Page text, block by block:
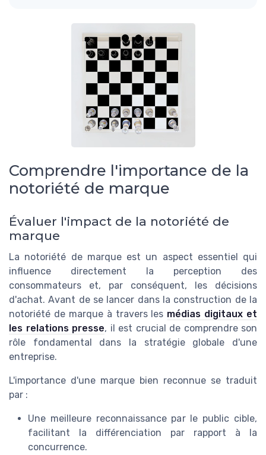
Comprendre l'importance de la
notoriété de marque
Évaluer l'impact de la notoriété de
marque
La notoriété de marque est un aspect essentiel qui
influence directement la perception des
consommateurs et, par conséquent, les décisions
d'achat. Avant de se lancer dans la construction de la
notoriété de marque à travers les médias digitaux et
les relations presse, il est crucial de comprendre son
rôle fondamental dans la stratégie globale d'une
entreprise.
L'importance d'une marque bien reconnue se traduit
par :
Une meilleure reconnaissance par le public cible,
facilitant la différenciation par rapport à la
concurrence.